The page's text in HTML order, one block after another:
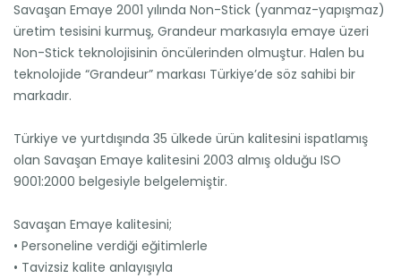
Savaşan Emaye 2001 yılında Non-Stick (yanmaz-yapışmaz)
üretim tesisini kurmuş, Grandeur markasıyla emaye üzeri
Non-Stick teknolojisinin öncülerinden olmuştur. Halen bu
teknolojide “Grandeur” markası Türkiye’de söz sahibi bir
markadır.
Türkiye ve yurtdışında 35 ülkede ürün kalitesini ispatlamış
olan Savaşan Emaye kalitesini 2003 almış olduğu ISO
9001:2000 belgesiyle belgelemiştir.
Savaşan Emaye kalitesini;
• Personeline verdiği eğitimlerle
• Tavizsiz kalite anlayışıyla